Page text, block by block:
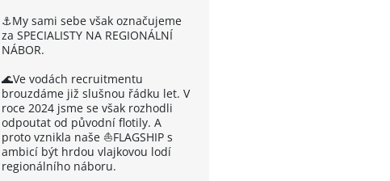
⚓My sami sebe však označujeme
za SPECIALISTY NA REGIONÁLNÍ
NÁBOR.
🌊Ve vodách recruitmentu
brouzdáme již slušnou řádku let. V
roce 2024 jsme se však rozhodli
odpoutat od původní flotily. A
proto vznikla naše ⛵FLAGSHIP s
ambicí být hrdou vlajkovou lodí
regionálního náboru.